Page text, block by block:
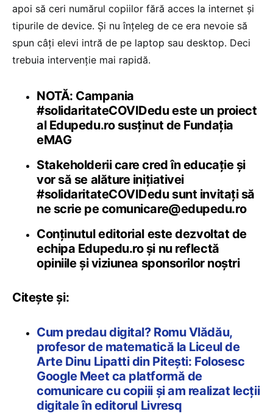
apoi să ceri numărul copiilor fără acces la internet și
tipurile de device. Și nu înțeleg de ce era nevoie să
spun câți elevi intră de pe laptop sau desktop. Deci
trebuia intervenție mai rapidă.
NOTĂ: Campania
#solidaritateCOVIDedu este un proiect
al Edupedu.ro susținut de Fundația
eMAG
Stakeholderii care cred în educație și
vor să se alăture inițiativei
#solidaritateCOVIDedu sunt invitați să
ne scrie pe comunicare@edupedu.ro
Conținutul editorial este dezvoltat de
echipa Edupedu.ro și nu reflectă
opiniile și viziunea sponsorilor noștri
Citește și:
Cum predau digital? Romu Vlădău,
profesor de matematică la Liceul de
Arte Dinu Lipatti din Pitești: Folosesc
Google Meet ca platformă de
comunicare cu copiii și am realizat lecții
digitale în editorul Livresq